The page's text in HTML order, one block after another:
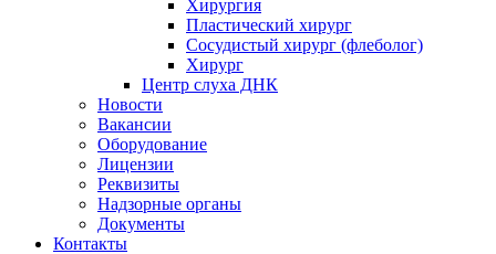
Хирургия
Пластический хирург
Сосудистый хирург (флеболог)
Хирург
Центр слуха ДНК
Новости
Вакансии
Оборудование
Лицензии
Реквизиты
Надзорные органы
Документы
Контакты